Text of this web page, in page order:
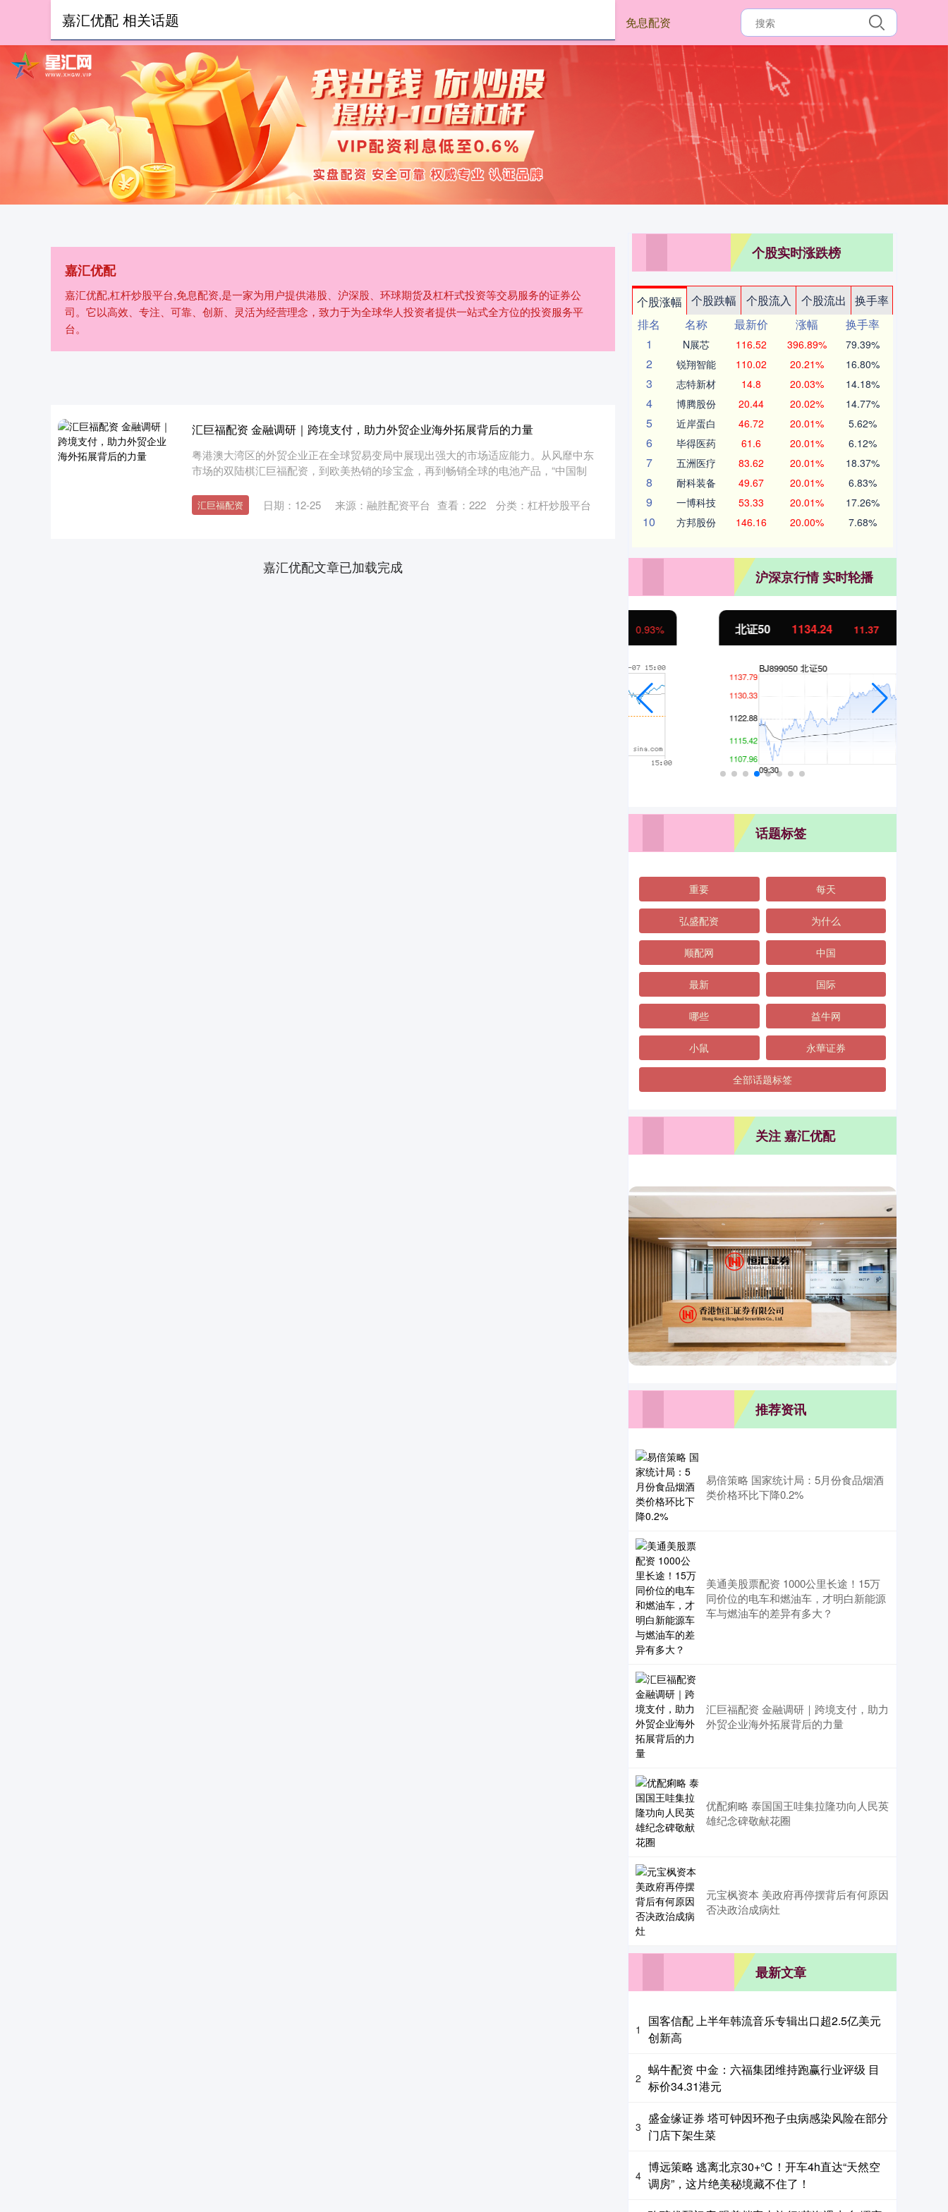
免息配资
嘉汇优配
嘉汇优配,杠杆炒股平台,免息配资,是一家为用户提供港股、沪深股、环球期货及杠杆式投资等交易服务的证券公
司。它以高效、专注、可靠、创新、灵活为经营理念，致力于为全球华人投资者提供一站式全方位的投资服务平
台。
嘉汇优配 相关话题
汇巨福配资 金融调研｜跨境支付，助力外贸企业海外拓展背后的力量
粤港澳大湾区的外贸企业正在全球贸易变局中展现出强大的市场适应能力。从风靡中东
市场的双陆棋汇巨福配资，到欧美热销的珍宝盒，再到畅销全球的电池产品，“中国制
汇巨福配资 日期：12-25 来源：融胜配资平台 查看： 222 分类： 杠杆炒股平台
嘉汇优配文章已加载完成
个股实时涨跌榜
个股涨幅 个股跌幅 个股流入 个股流出
换手率
排名
名称 最新价 涨幅
换手率
1
N展芯 116.52 396.89% 79.39%
2 锐翔智能 110.02 20.21% 16.80%
3 志特新材 14.8 20.03% 14.18%
4 博腾股份 20.44 20.02% 14.77%
5 近岸蛋白 46.72 20.01% 5.62%
6 毕得医药 61.6 20.01% 6.12%
7 五洲医疗 83.62 20.01% 18.37%
8 耐科装备 49.67 20.01% 6.83%
9 一博科技 53.33 20.01% 17.26%
10 方邦股份 146.16 20.00% 7.68%
沪深京行情 实时轮播
1134.24 11.37 1.01%
话题标签
重要 每天
弘盛配资 为什么
顺配网 中国
最新 国际
哪些 益牛网
小鼠 永華证券
全部话题标签
关注 嘉汇优配
推荐资讯
易倍策略 国家统计局：5月份食品烟酒
类价格环比下降0.2%
美通美股票配资 1000公里长途！15万
同价位的电车和燃油车，才明白新能源
车与燃油车的差异有多大？
汇巨福配资 金融调研｜跨境支付，助力
外贸企业海外拓展背后的力量
优配痢略 泰国国王哇集拉隆功向人民英
雄纪念碑敬献花圈
元宝枫资本 美政府再停摆背后有何原因
否决政治成病灶
最新文章
1
国客信配 上半年韩流音乐专辑出口超2.5亿美元
创新高
2
蜗牛配资 中金：六福集团维持跑赢行业评级 目
标价34.31港元
3
盛金缘证券 塔可钟因环孢子虫病感染风险在部分
门店下架生菜
4
博远策略 逃离北京30+℃！开车4h直达“天然空
调房”，这片绝美秘境藏不住了！